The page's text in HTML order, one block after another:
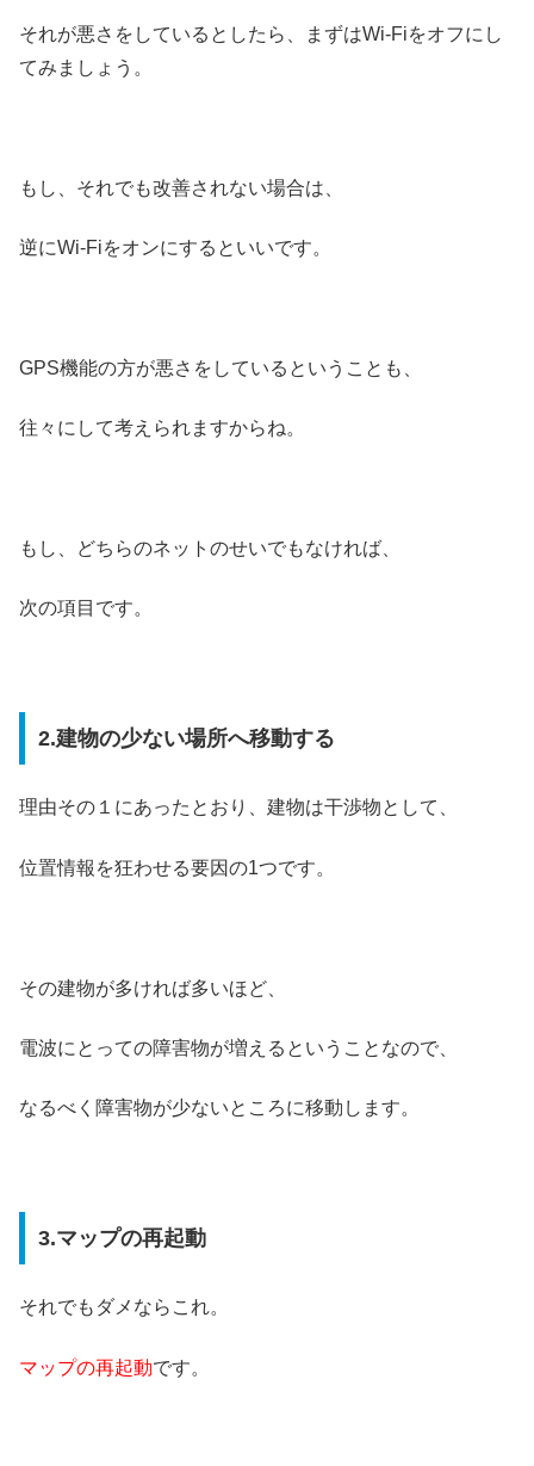
それが悪さをしているとしたら、まずはWi-Fiをオフにし
てみましょう。
もし、それでも改善されない場合は、
逆にWi-Fiをオンにするといいです。
GPS機能の方が悪さをしているということも、
往々にして考えられますからね。
もし、どちらのネットのせいでもなければ、
次の項目です。
2.建物の少ない場所へ移動する
理由その１にあったとおり、建物は干渉物として、
位置情報を狂わせる要因の1つです。
その建物が多ければ多いほど、
電波にとっての障害物が増えるということなので、
なるべく障害物が少ないところに移動します。
3.マップの再起動
それでもダメならこれ。
マップの再起動です。